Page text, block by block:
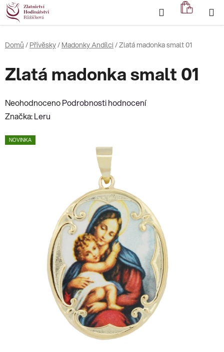
Přejít
na
obsah
Hledat
KOŠÍK
Domů / Přívěsky/ Madonky Andílci /Zlatá madonka smalt 01
Zlatá madonka smalt 01
Průměrné
hodnocení
je
NeohodnocenoPodrobnosti hodnocení
Značka:Leru
NOVINKA